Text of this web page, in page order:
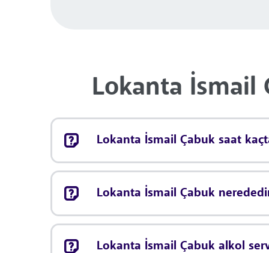
Lokanta İsmail
Lokanta İsmail Çabuk saat
Lokanta İsmail Çabuk
Lokanta İsmail Çabuk alkol